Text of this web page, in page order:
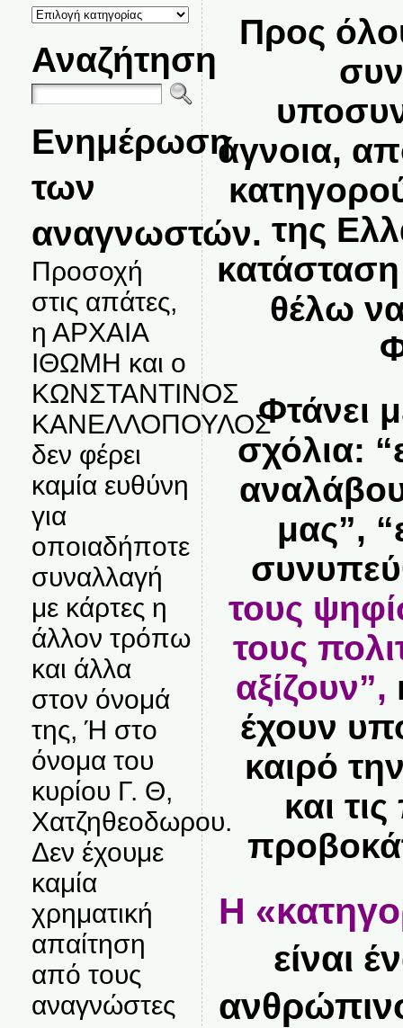
ΚΑΤΗΓΟΡΙΕΣ
ΘΕΜΑΤΩΝ
Αναζήτηση
Ενημέρωση
των
αναγνωστών.
Προσοχή
στις απάτες,
η ΑΡΧΑΙΑ
ΙΘΩΜΗ και ο
ΚΩΝΣΤΑΝΤΙΝΟΣ
ΚΑΝΕΛΛΟΠΟΥΛΟΣ
δεν φέρει
καμία ευθύνη
για
οποιαδήποτε
συναλλαγή
με κάρτες η
άλλον τρόπω
και άλλα
στον όνομά
της, Ή στο
όνομα του
κυρίου Γ. Θ,
Χατζηθεοδωρου.
Δεν έχουμε
καμία
χρηματική
απαίτηση
από τους
αναγνώστες
Προς
άγνοια,
της
θέλω
Φτάνει
σχόλια:
μας”,
τους
τους
αξίζουν”,
έχουν
καιρό
και
Η
είναι